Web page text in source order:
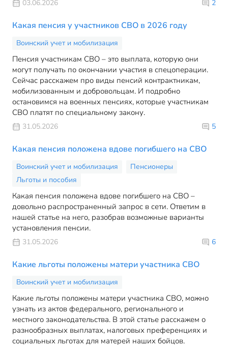
03.06.2026 2
Какая пенсия у участников СВО в 2026 году
Воинский учет и мобилизация
Пенсия участникам СВО – это выплата, которую они
могут получать по окончании участия в спецоперации.
Сейчас расскажем про виды пенсий контрактникам,
мобилизованным и добровольцам. И подробно
остановимся на военных пенсиях, которые участникам
СВО платят по специальному закону.
31.05.2026 5
Какая пенсия положена вдове погибшего на СВО
Воинский учет и мобилизация
Пенсионеры
Льготы и пособия
Какая пенсия положена вдове погибшего на СВО –
довольно распространенный запрос в сети. Ответим в
нашей статье на него, разобрав возможные варианты
установления пенсии.
31.05.2026 6
Какие льготы положены матери участника СВО
Воинский учет и мобилизация
Какие льготы положены матери участника СВО, можно
узнать из актов федерального, регионального и
местного законодательства. В этой статье расскажем о
разнообразных выплатах, налоговых преференциях и
социальных льготах для матерей наших бойцов.